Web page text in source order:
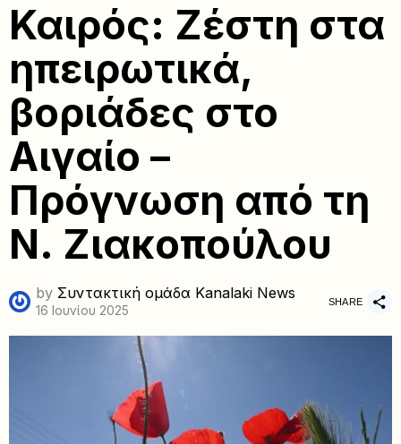
Καιρός: Ζέστη στα
ηπειρωτικά,
βοριάδες στο
Αιγαίο –
Πρόγνωση από τη
Ν. Ζιακοπούλου
by Συντακτική ομάδα Kanalaki News
16 Ιουνίου 2025
SHARE